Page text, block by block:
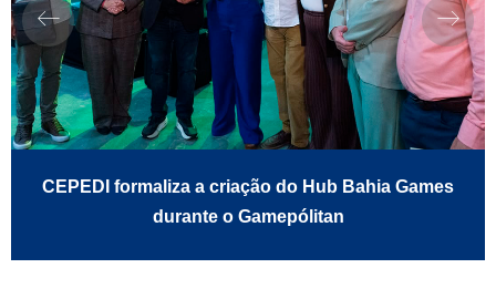
CEPEDI formaliza a criação do Hub Bahia Games
durante o Gamepólitan